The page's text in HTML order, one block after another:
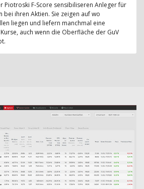
Piotroski F-Score sensibiliseren Anleger für
bei ihren Aktien. Sie zeigen auf wo
liegen und liefern manchmal eine
auch wenn die Oberfläche der GuV